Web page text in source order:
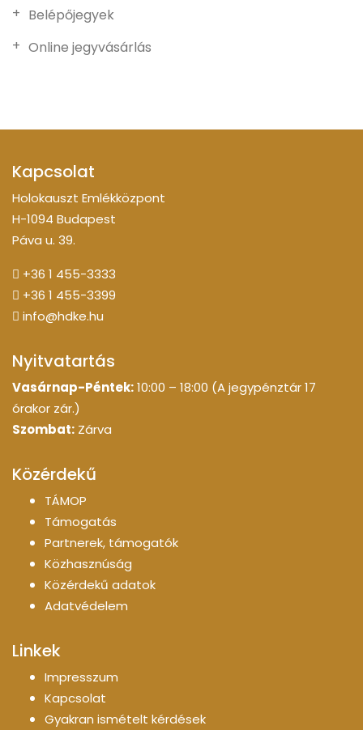
Belépőjegyek
Online jegyvásárlás
Kapcsolat
Holokauszt Emlékközpont
H-1094 Budapest
Páva u. 39.
+36 1 455-3333
+36 1 455-3399
info@hdke.hu
Nyitvatartás
Vasárnap-Péntek:10:00 – 18:00 (A jegypénztár 17
órakor zár.)
Szombat: Zárva
Közérdekű
TÁMOP
Támogatás
Partnerek, támogatók
Közhasznúság
Közérdekű adatok
Adatvédelem
Linkek
Impresszum
Kapcsolat
Gyakran ismételt kérdések